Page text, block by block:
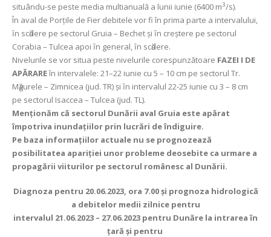
situându-se peste media multianuală a lunii iunie (6400 m3/s).
În aval de Porţile de Fier debitele vor fi în prima parte a intervalului,
ȋn scӑdere pe sectorul Gruia – Bechet şi ȋn creştere pe sectorul
Corabia – Tulcea apoi ȋn general, ȋn scӑdere.
Nivelurile se vor situa peste nivelurile corespunzătoare FAZEI I DE
APĂRAREîn intervalele: 21–22 iunie cu 5 – 10 cm pe sectorul Tr.
Mӑgurele – Zimnicea (jud. TR) şi ȋn intervalul 22-25 iunie cu 3 – 8 cm
pe sectorul Isaccea – Tulcea (jud. TL).
Menţionăm că sectorul Dunării aval Gruia este apărat
împotriva inundaţiilor prin lucrări de îndiguire.
Pe baza informaţiilor actuale nu se prognozează
posibilitatea apariţiei unor probleme deosebite ca urmare a
propagării viiturilor pe sectorul românesc al Dunării.
Diagnoza pentru 20.06.2023, ora 7.00 şi prognoza hidrologică
a debitelor medii zilnice pentru
intervalul 21.06.2023 – 27.06.2023 pentru Dunăre la intrarea în
ţară şi pentru